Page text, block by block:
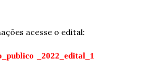
acesse o edital:
_2022_edital_1